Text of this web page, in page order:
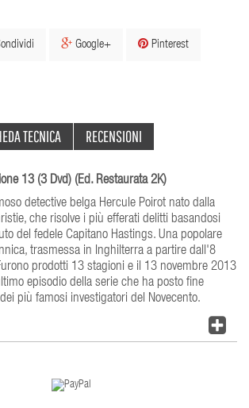
Google+ Pinterest
TECNICA RECENSIONI
13 (3 Dvd) (Ed. Restaurata 2K)
detective belga Hercule Poirot nato dalla
che risolve i più efferati delitti basandosi
del fedele Capitano Hastings. Una popolare
trasmessa in Inghilterra a partire dall'8
prodotti 13 stagioni e il 13 novembre 2013
episodio della serie che ha posto fine
più famosi investigatori del Novecento.